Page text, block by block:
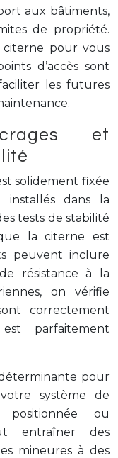
aux bâtiments,
de propriété.
citerne pour vous
d’accès sont
les futures
et
solidement fixée
installés dans la
tests de stabilité
la citerne est
peuvent inclure
résistance à la
on vérifie
correctement
parfaitement
pour
système de
ou
entraîner des
mineures à des